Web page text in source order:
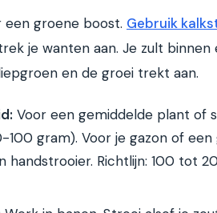
een groene boost. Gebruik
je wanten aan. Je zult
en de groei trekt aan.
Voor een gemiddelde plant of
100 gram). Voor je gazon of
handstrooier. Richtlijn: 100 tot